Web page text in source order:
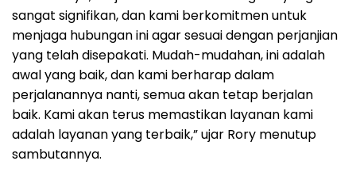
sangat signifikan, dan kami berkomitmen untuk
menjaga hubungan ini agar sesuai dengan perjanjian
yang telah disepakati. Mudah-mudahan, ini adalah
awal yang baik, dan kami berharap dalam
perjalanannya nanti, semua akan tetap berjalan
baik. Kami akan terus memastikan layanan kami
adalah layanan yang terbaik,” ujar Rory menutup
sambutannya.